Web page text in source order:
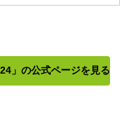
」の公式ページを見る